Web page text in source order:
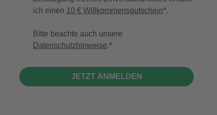
ich einen 10 € Willkommensgutschein*.
Bitte beachte auch unsere
Datenschutzhinweise.
JETZT ANMELDEN